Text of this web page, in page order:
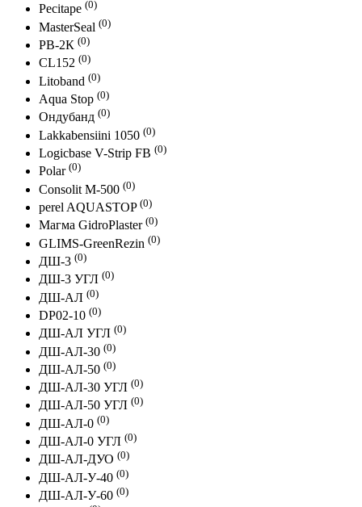
Pecitape (0)
MasterSeal (0)
PB-2К (0)
CL152 (0)
Litoband (0)
Aqua Stop (0)
Ондубанд (0)
Lakkabensiini 1050 (0)
Logicbase V-Strip FB (0)
Polar (0)
Consolit M-500 (0)
perel AQUASTOP (0)
Магма GidroPlaster (0)
GLIMS-GreenRezin (0)
ДШ-3 (0)
ДШ-3 УГЛ (0)
ДШ-АЛ (0)
DP02-10 (0)
ДШ-АЛ УГЛ (0)
ДШ-АЛ-30 (0)
ДШ-АЛ-50 (0)
ДШ-АЛ-30 УГЛ (0)
ДШ-АЛ-50 УГЛ (0)
ДШ-АЛ-0 (0)
ДШ-АЛ-0 УГЛ (0)
ДШ-АЛ-ДУО (0)
ДШ-АЛ-У-40 (0)
ДШ-АЛ-У-60 (0)